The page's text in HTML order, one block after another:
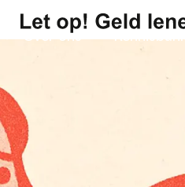
Over ons